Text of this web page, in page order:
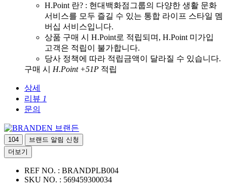
H.Point 란? : 현대백화점그룹의 다양한 생활 문화
서비스를 모두 즐길 수 있는 통합 라이프 스타일 멤
버십 서비스입니다.
상품 구매 시 H.Point로 적립되며, H.Point 미가입
고객은 적립이 불가합니다.
당사 정책에 따라 적립금액이 달라질 수 있습니다.
구매 시 H.Point +51P 적립
상세
리뷰 1
문의
브랜든
104
브랜드 알림 신청
더보기
REF NO. : BRANDPLB004
SKU NO. : 569459300034